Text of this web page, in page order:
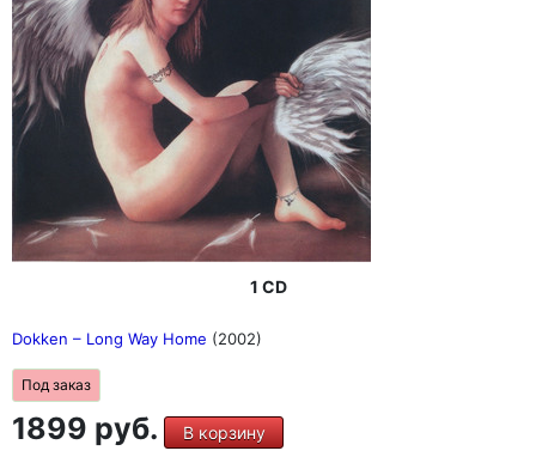
1 CD
Dokken ‎– Long Way Home (2002)
Под заказ
1899 руб. В корзину